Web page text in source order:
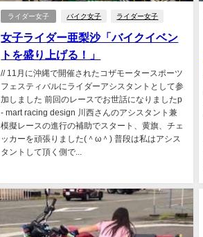
ライダー女子 バイク女子 ライダー女子
女子ライダー亜梨沙「バイクイベン
トを盛り上げる！」
// 11月に沖縄で開催されたコザモータースポーツ
フェスティバルにライダーアシスタントとして参
加しました 前回のレースでお世話になりましたp
- mart racing design 川西さんのアシスタント兼
模擬レースの進行の補助でスタート、黄旗、チェ
ッカーを頑張りました(＾ω＾) 普段は私はアシス
タントして頂く側で...